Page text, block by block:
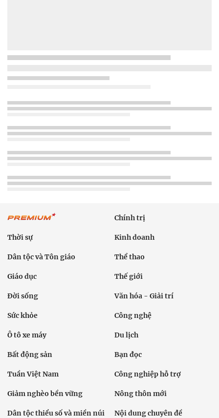
Chính trị
Thời sự Kinh doanh
Dân tộc và Tôn giáo Thể thao
Giáo dục Thế giới
Đời sống Văn hóa - Giải trí
Sức khỏe Công nghệ
Ô tô xe máy Du lịch
Bất động sản Bạn đọc
Tuần Việt Nam Công nghiệp hỗ trợ
Giảm nghèo bền vững Nông thôn mới
Dân tộc thiểu số và miền núi Nội dung chuyên đề